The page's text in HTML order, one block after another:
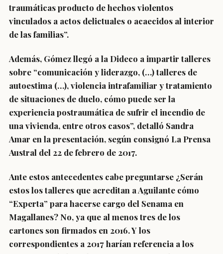
traumáticas producto de hechos violentos
vinculados a actos delictuales o acaecidos al interior
de las familias”.
Además, Gómez llegó a la Dideco a impartir talleres
sobre “comunicación y liderazgo, (…) talleres de
autoestima (…), violencia intrafamiliar y tratamiento
de situaciones de duelo, cómo puede ser la
experiencia postraumática de sufrir el incendio de
una vivienda, entre otros casos”, detalló Sandra
Amar en la presentación, según consignó La Prensa
Austral del 22 de febrero de 2017.
Ante estos antecedentes cabe preguntarse ¿Serán
estos los talleres que acreditan a Aguilante cómo
“Experta” para hacerse cargo del Senama en
Magallanes? No, ya que al menos tres de los
cartones son firmados en 2016. Y los
correspondientes a 2017 harían referencia a los